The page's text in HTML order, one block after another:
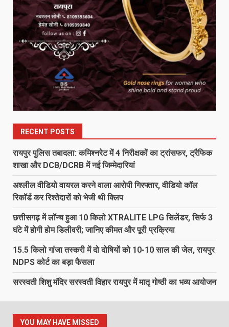
RECENT POSTS
रायपुर पुलिस तबादला: कमिश्नरेट में 4 निरीक्षकों का ट्रांसफर, ट्रैफिक
शाखा और DCB/DCRB में नई जिम्मेदारियां
अश्लील वीडियो वायरल करने वाला आरोपी गिरफ्तार, वीडियो कॉल
रिकॉर्ड कर रिश्तेदारों को भेजी थी क्लिप
छत्तीसगढ़ में लॉन्च हुआ 10 किलो XTRALITE LPG सिलेंडर, सिर्फ 3
घंटे में होगी होम डिलीवरी; जानिए कीमत और पूरी प्रक्रिया
15.5 किलो गांजा तस्करी में दो दोषियों को 10-10 साल की जेल, रायपुर
NDPS कोर्ट का बड़ा फैसला
सरस्वती शिशु मंदिर सरस्वती विहार रायपुर में मातृ गोष्ठी का भव्य आयोजन
YOU MAY HAVE MISSED